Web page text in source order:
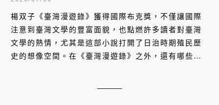
楊双子《臺灣漫遊錄》獲得國際布克獎，不僅讓國際
注意到臺灣文學的豐富面貌，也點燃許多讀者對臺灣
文學的熱情，尤其是這部小說打開了日治時期殖民歷
史的想像空間。在《臺灣漫遊錄》之外，還有哪些不